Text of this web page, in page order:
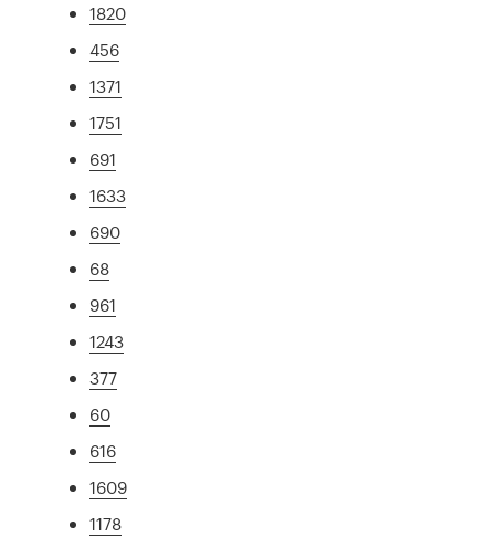
1820
456
1371
1751
691
1633
690
68
961
1243
377
60
616
1609
1178